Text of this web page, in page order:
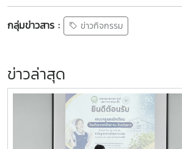
กลุ่มข่าวสาร : ข่าวกิจกรรม
ข่าวล่าสุด